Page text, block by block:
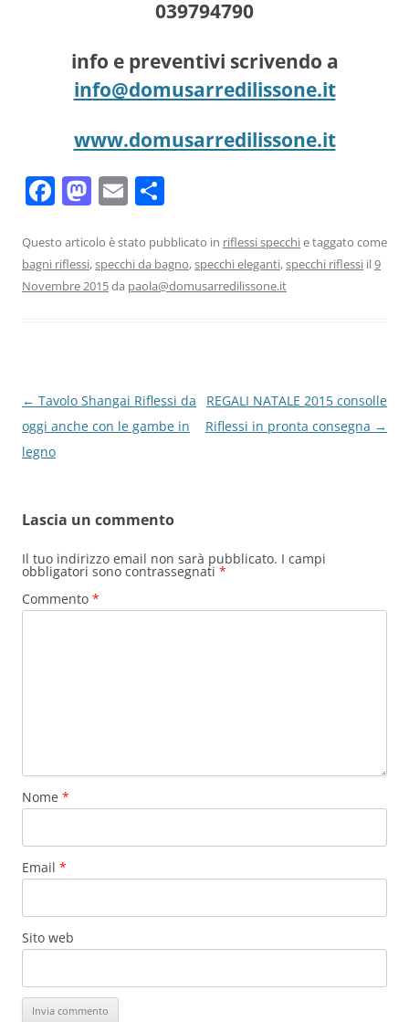
039794790
info e preventivi scrivendo a
info@domusarredilissone.it
www.domusarredilissone.it
F
c
e
k
M
st
o
E
ai
l
n
di
Questo articolo è stato pubblicato in riflessi specchie taggato come
bagni riflessi,specchi da bagno,specchi eleganti,specchi riflessi il9
Novembre 2015da paola@domusarredilissone.it
Navigazione
articolo
← Tavolo Shangai Riflessi da
oggi anche con le gambe in
legno
REGALI NATALE 2015 consolle
Riflessi in pronta consegna →
Lascia un commento
Il tuo indirizzo email non sarà pubblicato. I campi
obbligatori sono contrassegnati *
Commento *
Nome *
Email *
Sito web